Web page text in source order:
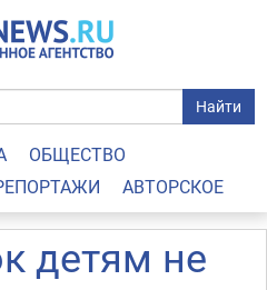
Найти
ОБЩЕСТВО
АВТОРСКОЕ
детям не